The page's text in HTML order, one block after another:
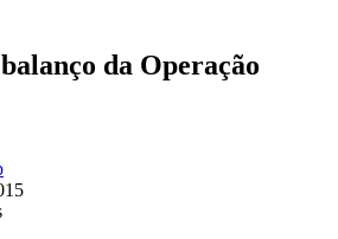
da Operação
em